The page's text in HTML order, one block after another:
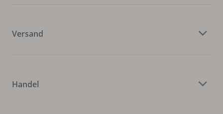
Versand
Handel